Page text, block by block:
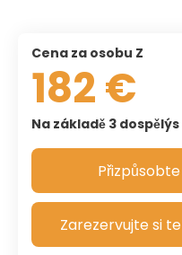
Cena za osobu Z
182 €
Na základě 3 dospělýs
Zarezervujte si